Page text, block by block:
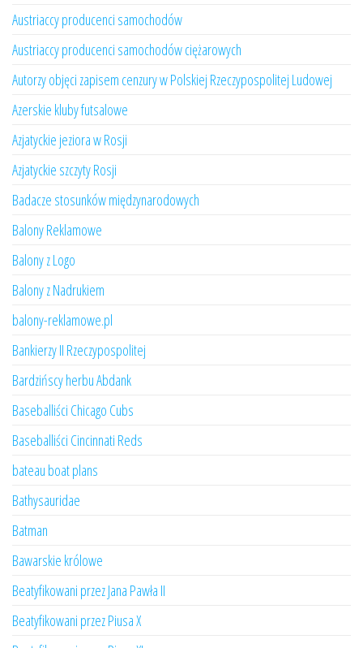
Austriaccy producenci samochodów
Austriaccy producenci samochodów ciężarowych
Autorzy objęci zapisem cenzury w Polskiej Rzeczypospolitej Ludowej
Azerskie kluby futsalowe
Azjatyckie jeziora w Rosji
Azjatyckie szczyty Rosji
Badacze stosunków międzynarodowych
Balony Reklamowe
Balony z Logo
Balony z Nadrukiem
balony-reklamowe.pl
Bankierzy II Rzeczypospolitej
Bardzińscy herbu Abdank
Baseballiści Chicago Cubs
Baseballiści Cincinnati Reds
bateau boat plans
Bathysauridae
Batman
Bawarskie królowe
Beatyfikowani przez Jana Pawła II
Beatyfikowani przez Piusa X